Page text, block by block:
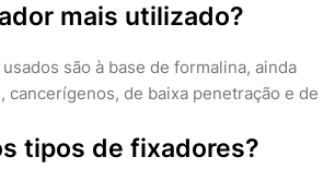
mais utilizado?
são à base de formalina, ainda
cancerígenos, de baixa penetração e de
tipos de fixadores?